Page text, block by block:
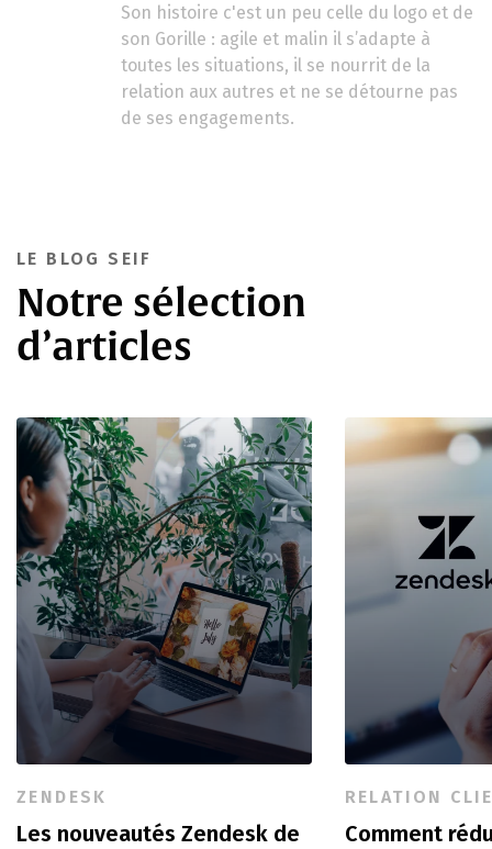
Son histoire c'est un peu celle du logo et de
son Gorille : agile et malin il s’adapte à
toutes les situations, il se nourrit de la
relation aux autres et ne se détourne pas
de ses engagements.
LE BLOG SEIF
Notre sélection
d’articles
ZENDESK
Les nouveautés Zendesk de
RELATION
Comment